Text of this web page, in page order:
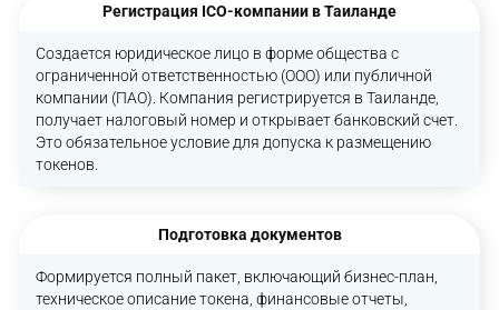
Регистрация ICO-компании в Таиланде
Создается юридическое лицо в форме общества с
ограниченной ответственностью (ООО) или публичной
компании (ПАО). Компания регистрируется в Таиланде,
получает налоговый номер и открывает банковский счет.
Это обязательное условие для допуска к размещению
токенов.
Подготовка документов
Формируется полный пакет, включающий бизнес-план,
техническое описание токена, финансовые отчеты,